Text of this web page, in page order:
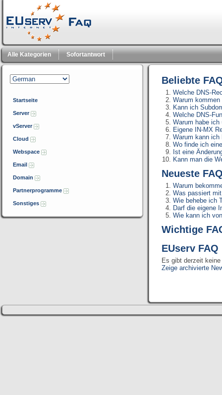
Alle Kategorien Sofortantwort
Startseite
Server
vServer
Cloud
Webspace
Email
Domain
Partnerprogramme
Sonstiges
Beliebte
Welche DNS-
Warum
Kann ich
Welche DNS-
Warum habe
Eigene IN-MX
Warum kann
Wo finde ich
Ist eine
Kann man die
Neueste
Warum
Was passiert
Wie behebe ich
Darf die eigene
Wie kann ich
Wichtige
EUserv
Es gibt derzeit
Zeige archivierte